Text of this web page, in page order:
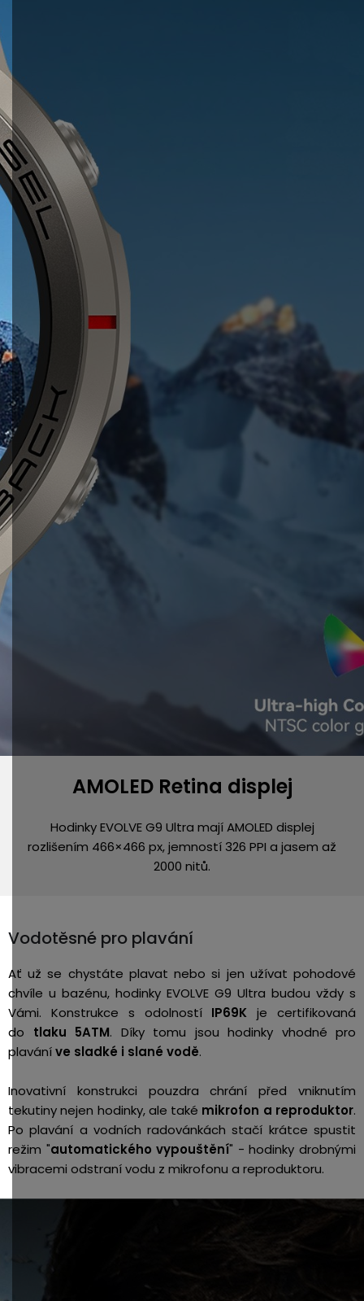
AMOLED Retina displej
Hodinky EVOLVE G9 Ultra mají AMOLED displej
rozlišením 466×466 px, jemností 326 PPI a jasem až
2000 nitů.
Vodotěsné pro plavání
Ať už se chystáte plavat nebo si jen užívat pohodové
chvíle u bazénu, hodinky EVOLVE G9 Ultra budou vždy s
Vámi. Konstrukce s odolnostíIP69Kje certifikovaná
do tlaku 5ATM. Díky tomu jsou hodinky vhodné pro
plaváníve sladké i slané vodě.
Inovativní konstrukci pouzdra chrání před vniknutím
tekutiny nejen hodinky, ale také mikrofon a reproduktor.
Po plavání a vodních radovánkách stačí krátce spustit
režim "automatického vypouštění" - hodinky drobnými
vibracemi odstraní vodu z mikrofonu a reproduktoru.